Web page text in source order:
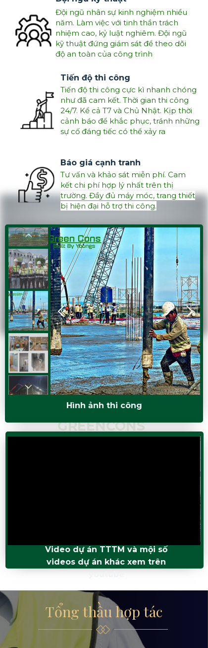
GREENCONS
Hình ảnh thi công
Tiến độ thi công
Tiến độ thi công cực kì nhanh chóng
như đã cam kết. Thời gian thi công
24/7. Kể cả T7 và Chủ Nhật. Kịp thời
cảnh báo để khắc phục, tránh những
sự cố đáng tiếc có thể xảy ra
Báo giá cạnh tranh
Tư vấn và khảo sát miễn phí. Cam
kết chi phí hợp lý nhất trên thị
trường. Đầy đủ máy móc, trang thiết
bị hiện đại hỗ trợ thi công.
Đội ngũ nhân sự kinh nghiệm nhiều
năm. Làm việc với tinh thần trách
nhiệm cao, kỷ luật nghiêm. Đội ngũ
kỹ thuật đứng giám sát để theo dõi
độ an toàn của công trình
Video dự án TTTM và mội số
videos dự án khác xem trên
Tổng thầu hợp tác